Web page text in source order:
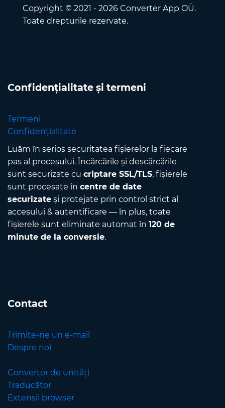
Copyright © 2021 - 2026 Converter App OÜ.
Toate drepturile rezervate.
Confidențialitate și termeni
Termeni
Confidențialitate
Luăm în serios securitatea fișierelor la fiecare
pas al procesului. Încărcările și descărcările
sunt securizate cu criptare SSL/TLS, fișierele
sunt procesate în centre de date
securizate și protejate prin control strict al
accesului & autentificare — în plus, toate
fișierele sunt eliminate automat în 120 de
minute de la conversie.
Contact
Trimite-ne un e-mail
Despre noi
Convertor de unități
Traducător
Extensii browser